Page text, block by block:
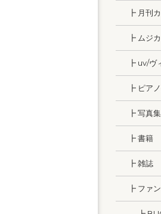
┣ 月刊
┣ ムジカ
┣ uv/ヴ
┣ ピア
┣ 写真
┣ 書籍
┣ 雑誌
┣ ファ